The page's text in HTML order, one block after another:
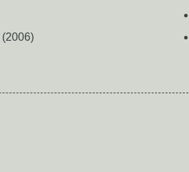
(2006)